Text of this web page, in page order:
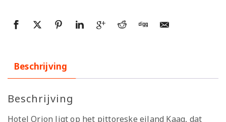
Beschrijving
Beschrijving
Hotel Orion ligt op het pittoreske eiland Kaag, dat